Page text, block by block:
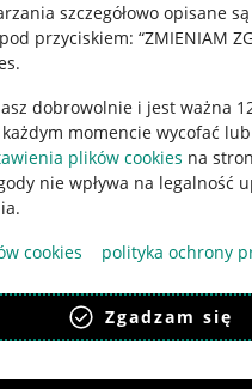
szczegółowo opisane
przyciskiem: “ZMIENIAM
dobrowolnie i jest ważna
momencie wycofać
plików cookies na
nie wpływa na legalność
cookies
polityka ochrony
Zgadzam się
lokalizacji
Aktu o Usługach Cyfrowych